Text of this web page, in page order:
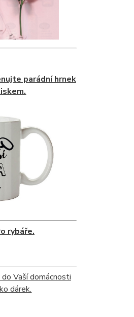
parádní hrnek
rybáře.
Vaší domácnosti
dárek.